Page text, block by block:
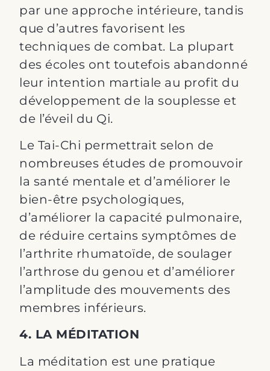
par une approche intérieure, tandis
que d’autres favorisent les
techniques de combat. La plupart
des écoles ont toutefois abandonné
leur intention martiale au profit du
développement de la souplesse et
de l’éveil du Qi.
Le Tai-Chi permettrait selon de
nombreuses études de promouvoir
la santé mentale et d’améliorer le
bien-être psychologiques,
d’améliorer la capacité pulmonaire,
de réduire certains symptômes de
l’arthrite rhumatoïde, de soulager
l’arthrose du genou et d’améliorer
l’amplitude des mouvements des
membres inférieurs.
4. LA MÉDITATION
La méditation est une pratique